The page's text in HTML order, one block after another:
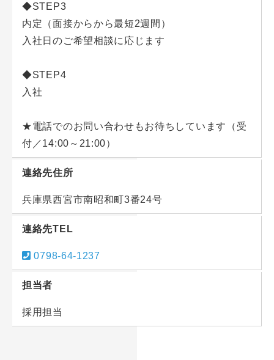
◆STEP3
内定（面接からから最短2週間）
入社日のご希望相談に応じます
◆STEP4
入社
★電話でのお問い合わせもお待ちしています（受
付／14:00～21:00）
連絡先住所
兵庫県西宮市南昭和町3番24号
連絡先TEL
0798-64-1237
担当者
採用担当